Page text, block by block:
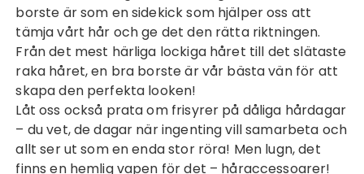
borste är som en sidekick som hjälper oss att
tämja vårt hår och ge det den rätta riktningen.
Från det mest härliga lockiga håret till det slätaste
raka håret, en bra borste är vår bästa vän för att
skapa den perfekta looken!
Låt oss också prata om frisyrer på dåliga hårdagar
– du vet, de dagar när ingenting vill samarbeta och
allt ser ut som en enda stor röra! Men lugn, det
finns en hemlig vapen för det – håraccessoarer!